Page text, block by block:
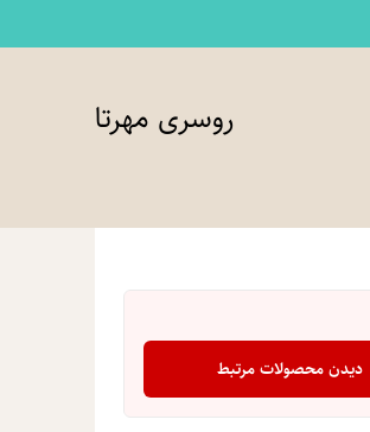
روسری مهرتا
دیدن محصولات مرتبط